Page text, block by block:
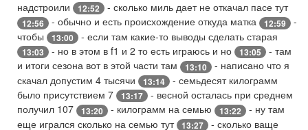
надстроили
12:52 - сколько миль дает не откачал пасе тут
12:56 - обычно и есть происхождение откуда матка 12:59
-
чтобы
13:00 - если там какие-то выводы сделать старая
13:03 - но в этом в f1 и 2 то есть играюсь и но 13:05
- там
и итоги сезона вот в этой части там
13:10
- написано что я
скачал допустим 4 тысячи
13:14
- семьдесят килограмм
было присутствием 7
13:17
- весной осталась при среднем
получил 107
13:20 - килограмм на семью 13:22
- ну там
еще игрался сколько на семью тут 13:27
- сколько ваще